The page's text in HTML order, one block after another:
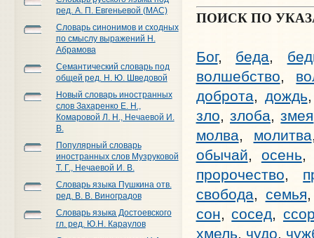
ред. А. П. Евгеньевой (МАС)
Словарь синонимов и сходных
по смыслу выражений Н.
Абрамова
Семантический словарь под
общей ред. Н. Ю. Шведовой
Новый словарь иностранных
слов Захаренко Е. Н.,
Комаровой Л. Н., Нечаевой И.
В.
Популярный словарь
иностранных слов Музруковой
Т. Г., Нечаевой И. В.
Словарь языка Пушкина отв.
ред. В. В. Виноградов
Словарь языка Достоевского
гл. ред. Ю.Н. Караулов
ПОИСК ПО
Бог, беда,
волшебство,
доброта, дождь
зло, злоба,змея
молва, молитва
обычай, осень
пророчество,
свобода, семья
сон, сосед,
хмель, чудо,